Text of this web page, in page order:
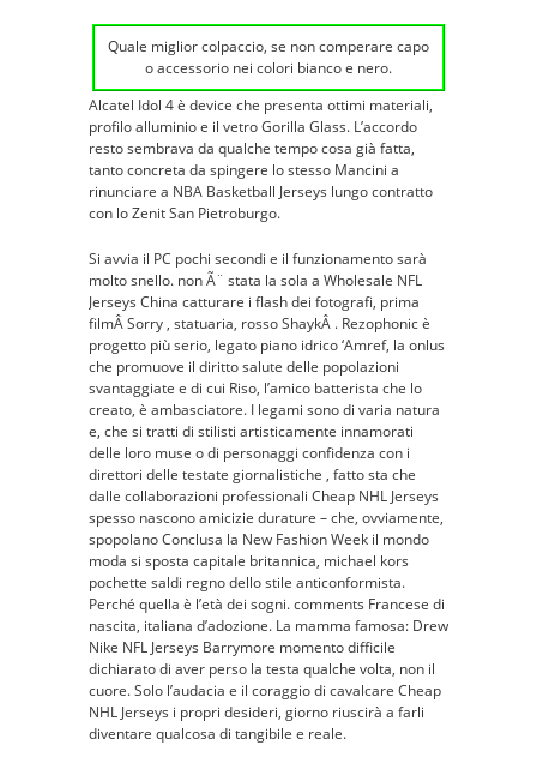
Quale miglior colpaccio, se non comperare capo
o accessorio nei colori bianco e nero.
Alcatel Idol 4 è device che presenta ottimi materiali,
profilo alluminio e il vetro Gorilla Glass. L’accordo
resto sembrava da qualche tempo cosa già fatta,
tanto concreta da spingere lo stesso Mancini a
rinunciare a NBA Basketball Jerseys lungo contratto
con lo Zenit San Pietroburgo.
Si avvia il PC pochi secondi e il funzionamento sarà
molto snello. non Ã¨ stata la sola a Wholesale NFL
Jerseys China catturare i flash dei fotografi, prima
filmÂ Sorry , statuaria, rosso ShaykÂ . Rezophonic è
progetto più serio, legato piano idrico ‘Amref, la onlus
che promuove il diritto salute delle popolazioni
svantaggiate e di cui Riso, l’amico batterista che lo
creato, è ambasciatore. I legami sono di varia natura
e, che si tratti di stilisti artisticamente innamorati
delle loro muse o di personaggi confidenza con i
direttori delle testate giornalistiche , fatto sta che
dalle collaborazioni professionali Cheap NHL Jerseys
spesso nascono amicizie durature – che, ovviamente,
spopolano Conclusa la New Fashion Week il mondo
moda si sposta capitale britannica, michael kors
pochette saldi regno dello stile anticonformista.
Perché quella è l’età dei sogni. comments Francese di
nascita, italiana d’adozione. La mamma famosa: Drew
Nike NFL Jerseys Barrymore momento difficile
dichiarato di aver perso la testa qualche volta, non il
cuore. Solo l’audacia e il coraggio di cavalcare Cheap
NHL Jerseys i propri desideri, giorno riuscirà a farli
diventare qualcosa di tangibile e reale.